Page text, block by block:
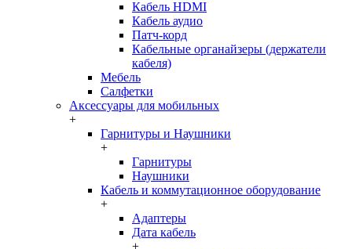
Кабель HDMI
Кабель аудио
Патч-корд
Кабельные органайзеры (держатели
кабеля)
Мебель
Салфетки
Аксессуары для мобильных
+
Гарнитуры и Наушники
+
Гарнитуры
Наушники
Кабель и коммутационное оборудование
+
Адаптеры
Дата кабель
+